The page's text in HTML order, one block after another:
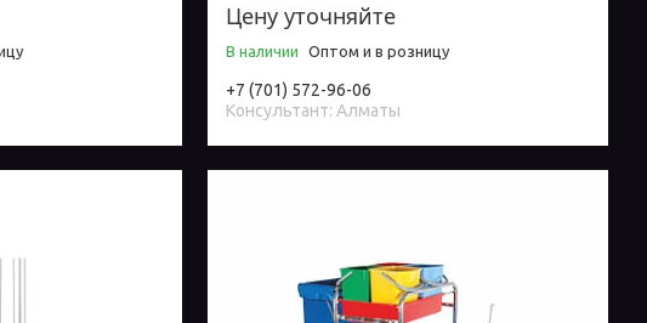
Цену уточняйте
В наличии Оптом и в розницу
+7 (701) 572-96-06
Консультант: Алматы